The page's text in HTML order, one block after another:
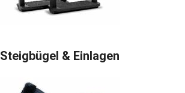
Steigbügel & Einlagen